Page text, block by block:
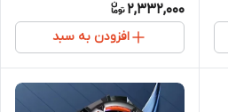
2,332,000
افزودن به سبد